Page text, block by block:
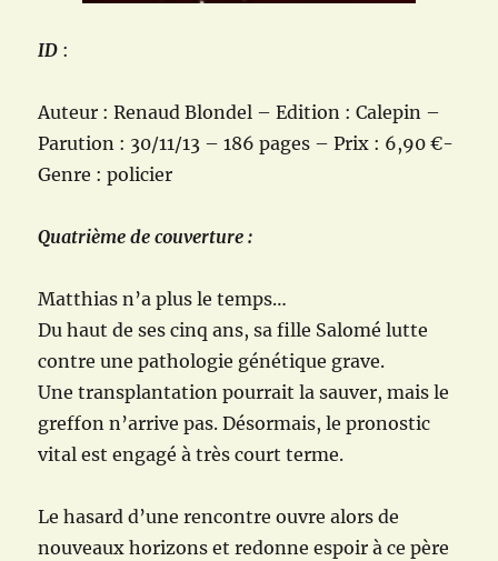
ID :
Auteur : Renaud Blondel – Edition : Calepin –
Parution : 30/11/13 – 186 pages – Prix : 6,90 €-
Genre : policier
Quatrième de couverture :
Matthias n’a plus le temps…
Du haut de ses cinq ans, sa fille Salomé lutte
contre une pathologie génétique grave.
Une transplantation pourrait la sauver, mais le
greffon n’arrive pas. Désormais, le pronostic
vital est engagé à très court terme.
Le hasard d’une rencontre ouvre alors de
nouveaux horizons et redonne espoir à ce père